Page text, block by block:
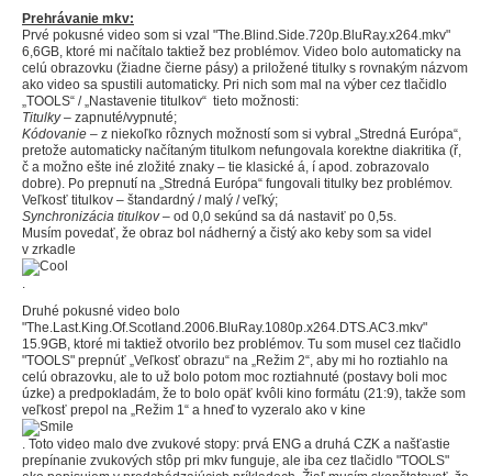
Prehrávanie mkv:
Prvé pokusné video som si vzal "The.Blind.Side.720p.BluRay.x264.mkv"
6,6GB, ktoré mi načítalo taktiež bez problémov. Video bolo automaticky na
celú obrazovku (žiadne čierne pásy) a priložené titulky s rovnakým názvom
ako video sa spustili automaticky. Pri nich som mal na výber cez tlačidlo
„TOOLS“ / „Nastavenie titulkov“ tieto možnosti:
Titulky– zapnuté/vypnuté;
Kódovanie – z niekoľko rôznych možností som si vybral „Stredná Európa“,
pretože automaticky načítaným titulkom nefungovala korektne diakritika (ř,
č a možno ešte iné zložité znaky – tie klasické á, í apod. zobrazovalo
dobre). Po prepnutí na „Stredná Európa“ fungovali titulky bez problémov.
Veľkosť titulkov – štandardný / malý / veľký;
Synchronizácia titulkov– od 0,0 sekúnd sa dá nastaviť po 0,5s.
Musím povedať, že obraz bol nádherný a čistý ako keby som sa videl
v zrkadle
Druhé pokusné video bolo
"The.Last.King.Of.Scotland.2006.BluRay.1080p.x264.DTS.AC3.mkv"
15.9GB, ktoré mi taktiež otvorilo bez problémov. Tu som musel cez tlačidlo
"TOOLS" prepnúť „Veľkosť obrazu“ na „Režim 2“, aby mi ho roztiahlo na
celú obrazovku, ale to už bolo potom moc roztiahnuté (postavy boli moc
úzke) a predpokladám, že to bolo opäť kvôli kino formátu (21:9), takže som
veľkosť prepol na „Režim 1“ a hneď to vyzeralo ako v kine
. Toto video malo dve zvukové stopy: prvá ENG a druhá CZK a našťastie
prepínanie zvukových stôp pri mkv funguje, ale iba cez tlačidlo "TOOLS"